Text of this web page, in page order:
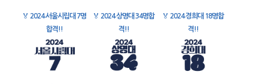
🏅 2024 서울시립대 7명
합격!!
🏅 2024 상명대 34명합
격!!
🏅 2024 경희대 18명합
격!!